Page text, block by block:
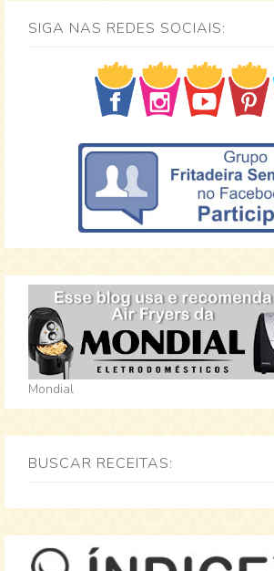
SIGA NAS REDES SOCIAIS:
Mondial
BUSCAR RECEITAS: